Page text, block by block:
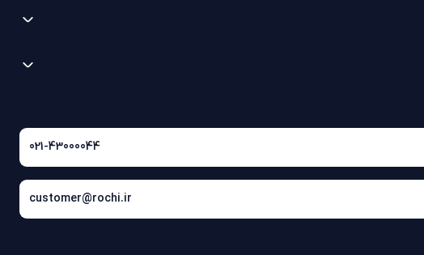
021-43000044
customer@rochi.ir